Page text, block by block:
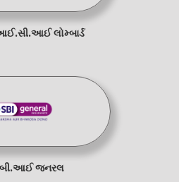
લોમ્બાર્ડ
જનરલ